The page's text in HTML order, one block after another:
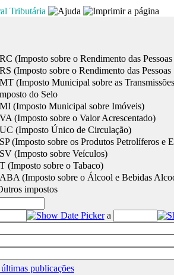
Tributária
(Imposto sobre o Rendimento das
(Imposto sobre o Rendimento das Pessoas
(Imposto Municipal sobre as
do Selo
(Imposto Municipal sobre Imóveis)
(Imposto sobre o Valor Acrescentado)
(Imposto Único de Circulação)
(Imposto sobre os Produtos Petrolíferos e
(Imposto sobre Veículos)
(Imposto sobre o Tabaco)
(Imposto sobre o Álcool e Bebidas
impostos
a
publicações